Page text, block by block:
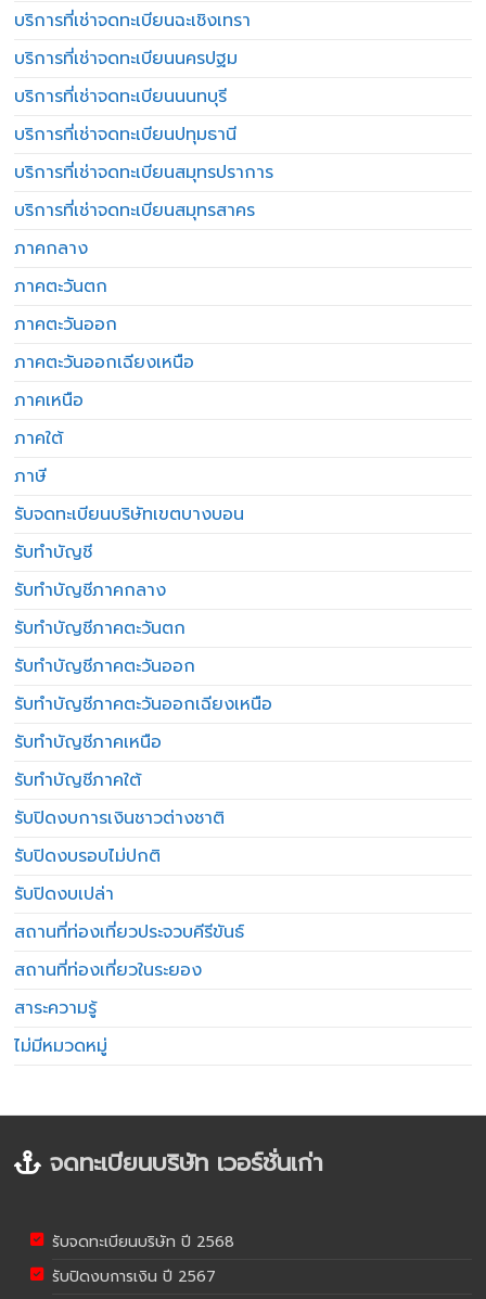
บริการที่เช่าจดทะเบียนฉะเชิงเทรา
บริการที่เช่าจดทะเบียนนครปฐม
บริการที่เช่าจดทะเบียนนนทบุรี
บริการที่เช่าจดทะเบียนปทุมธานี
บริการที่เช่าจดทะเบียนสมุทรปราการ
บริการที่เช่าจดทะเบียนสมุทรสาคร
ภาคกลาง
ภาคตะวันตก
ภาคตะวันออก
ภาคตะวันออกเฉียงเหนือ
ภาคเหนือ
ภาคใต้
ภาษี
รับจดทะเบียนบริษัทเขตบางบอน
รับทำบัญชี
รับทำบัญชีภาคกลาง
รับทำบัญชีภาคตะวันตก
รับทำบัญชีภาคตะวันออก
รับทำบัญชีภาคตะวันออกเฉียงเหนือ
รับทำบัญชีภาคเหนือ
รับทำบัญชีภาคใต้
รับปิดงบการเงินชาวต่างชาติ
รับปิดงบรอบไม่ปกติ
รับปิดงบเปล่า
สถานที่ท่องเที่ยวประจวบคีรีขันธ์
สถานที่ท่องเที่ยวในระยอง
สาระความรู้
ไม่มีหมวดหมู่
จดทะเบียนบริษัท เวอร์ชั่นเก่า
รับจดทะเบียนบริษัท ปี 2568
รับปิดงบการเงิน ปี 2567